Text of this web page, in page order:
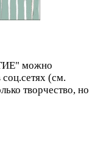
можно
(см.
творчество, но